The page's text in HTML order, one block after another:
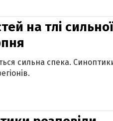
на тлі сильної
сильна спека.